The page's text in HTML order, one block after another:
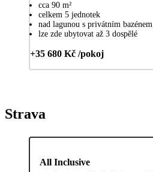
cca 90 m²
celkem 5 jednotek
nad lagunou s privátním bazénem
lze zde ubytovat až 3 dospělé
+35 680 Kč /pokoj
Strava
All Inclusive